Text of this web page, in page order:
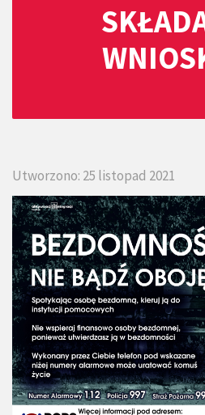
Utworzono: 25 listopad 2021